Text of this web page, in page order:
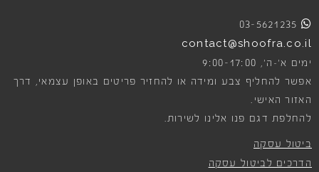
03-5621235
contact@shoofra.co.il
ימים א׳-ה׳, 9:00-17:00
אפשר להחליף צבע ומידה או להחזיר פריטים באופן עצמאי, דרך
האזור האישי.
להחלפת דגם פנו אלינו לשירות.
ביטול עסקה
הדרכים לביטול עסקה